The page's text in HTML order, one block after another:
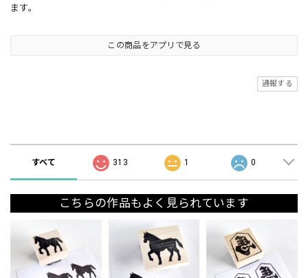
ます。
この商品をアプリで見る
通報する
すべて 313 1 0
こちらの作品もよく見られています